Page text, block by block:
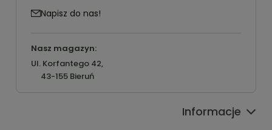
Napisz do nas!
Nasz magazyn:
Ul. Korfantego 42,
43-155 Bieruń
Informacje